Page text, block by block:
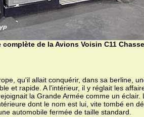
de la Avions Voisin C11
qu'il allait conquérir, dans sa berline,
et rapide. A l'intérieur, il y réglait les
la Grande Armée comme un éclair.
dont le nom est lui, vite tombé en
automobile fermée de taille standard.